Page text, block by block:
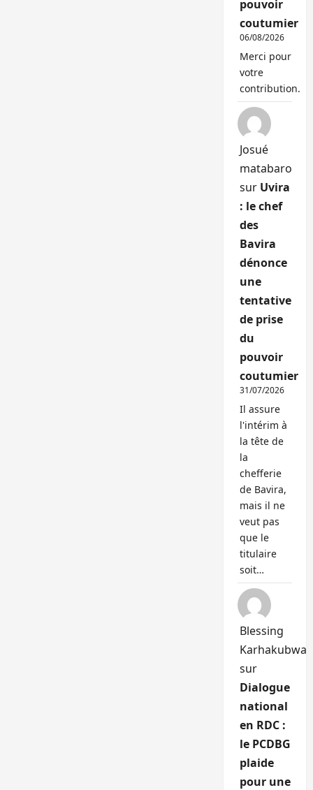
pouvoir
coutumier
06/08/2026
Merci pour
votre
contribution.
Josué
matabaro
sur Uvira
: le chef
des
Bavira
dénonce
une
tentative
de prise
du
pouvoir
coutumier
31/07/2026
Il assure
l'intérim à
la tête de
la
chefferie
de Bavira,
mais il ne
veut pas
que le
titulaire
soit…
Blessing
Karhakubwa
sur
Dialogue
national
en RDC :
le PCDBG
plaide
pour une